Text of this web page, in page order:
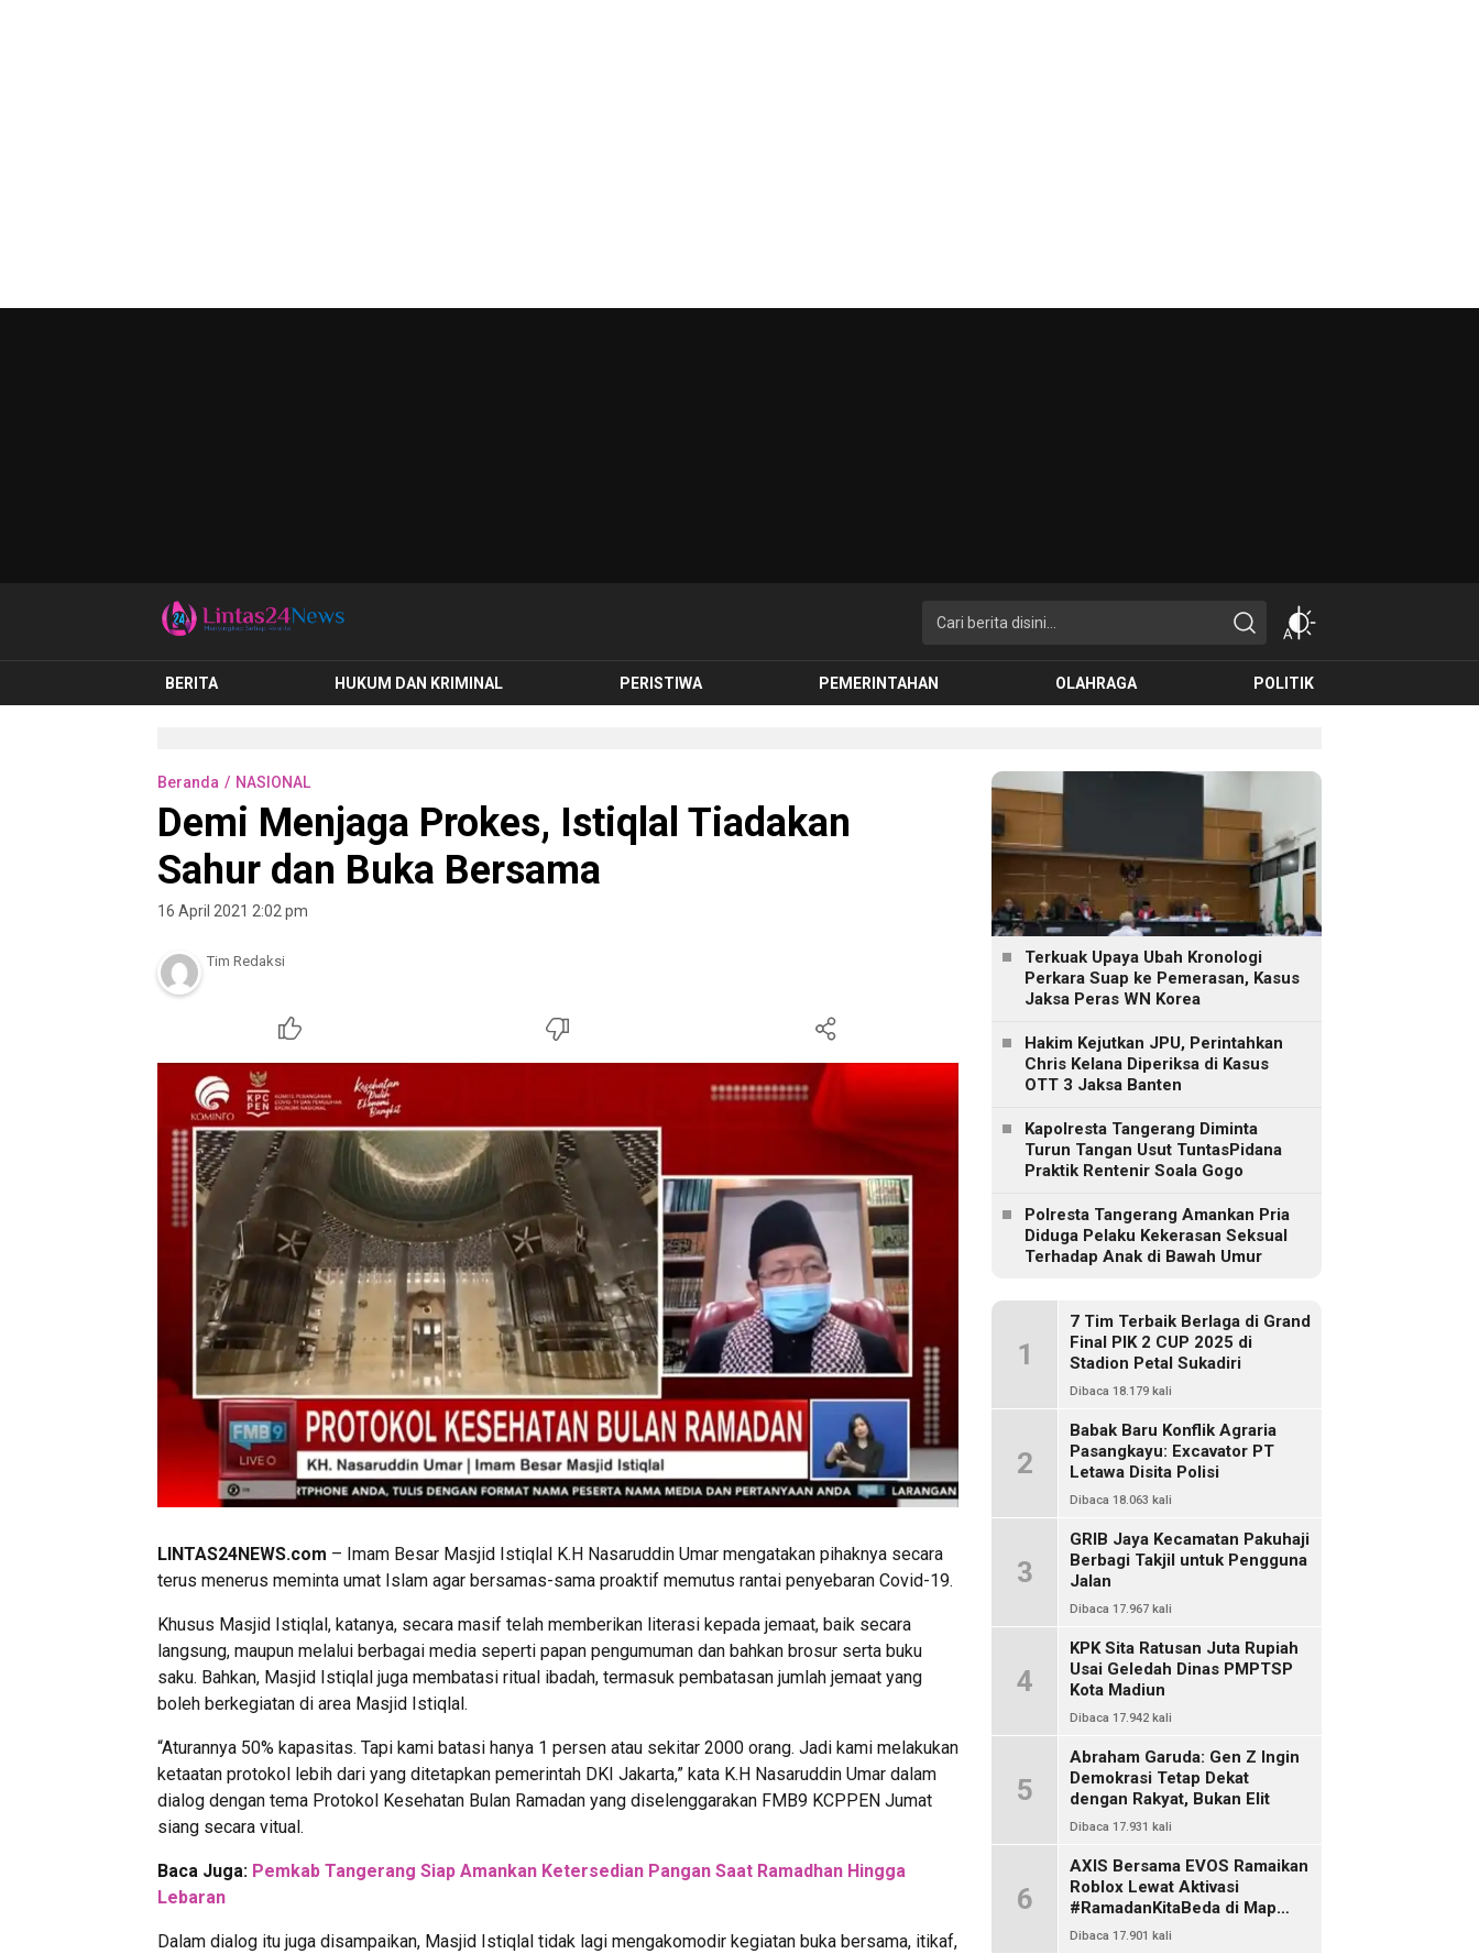
lintas24news.com
Menyingkap Setiap Realita
BERITA HUKUM DAN KRIMINAL PERISTIWA PEMERINTAHAN OLAHRAGA POLITIK
Beranda NASIONAL
Demi Menjaga Prokes, Istiqlal Tiadakan
Sahur dan Buka Bersama
16 April 2021 2:02 pm
Tim Redaksi
LINTAS24NEWS.com – Imam Besar Masjid Istiqlal K.H Nasaruddin Umar mengatakan pihaknya secara
terus menerus meminta umat Islam agar bersamas-sama proaktif memutus rantai penyebaran Covid-19.
Khusus Masjid Istiqlal, katanya, secara masif telah memberikan literasi kepada jemaat, baik secara
langsung, maupun melalui berbagai media seperti papan pengumuman dan bahkan brosur serta buku
saku. Bahkan, Masjid Istiqlal juga membatasi ritual ibadah, termasuk pembatasan jumlah jemaat yang
boleh berkegiatan di area Masjid Istiqlal.
“Aturannya 50% kapasitas. Tapi kami batasi hanya 1 persen atau sekitar 2000 orang. Jadi kami melakukan
ketaatan protokol lebih dari yang ditetapkan pemerintah DKI Jakarta,” kata K.H Nasaruddin Umar dalam
dialog dengan tema Protokol Kesehatan Bulan Ramadan yang diselenggarakan FMB9 KCPPEN Jumat
siang secara vitual.
Baca Juga: Pemkab Tangerang Siap Amankan Ketersedian Pangan Saat Ramadhan Hingga
Lebaran
Dalam dialog itu juga disampaikan, Masjid Istiqlal tidak lagi mengakomodir kegiatan buka bersama, itikaf,
Terkuak Upaya Ubah Kronologi
Perkara Suap ke Pemerasan, Kasus
Jaksa Peras WN Korea
Hakim Kejutkan JPU, Perintahkan
Chris Kelana Diperiksa di Kasus
OTT 3 Jaksa Banten
Kapolresta Tangerang Diminta
Turun Tangan Usut TuntasPidana
Praktik Rentenir Soala Gogo
Polresta Tangerang Amankan Pria
Diduga Pelaku Kekerasan Seksual
Terhadap Anak di Bawah Umur
1
7 Tim Terbaik Berlaga di Grand
Final PIK 2 CUP 2025 di
Stadion Petal Sukadiri
Dibaca 18.179 kali
2
Babak Baru Konflik Agraria
Pasangkayu: Excavator PT
Letawa Disita Polisi
Dibaca 18.063 kali
3
GRIB Jaya Kecamatan Pakuhaji
Berbagi Takjil untuk Pengguna
Jalan
Dibaca 17.967 kali
4
KPK Sita Ratusan Juta Rupiah
Usai Geledah Dinas PMPTSP
Kota Madiun
Dibaca 17.942 kali
5
Abraham Garuda: Gen Z Ingin
Demokrasi Tetap Dekat
dengan Rakyat, Bukan Elit
Dibaca 17.931 kali
6
AXIS Bersama EVOS Ramaikan
Roblox Lewat Aktivasi
#RamadanKitaBeda di Map
Indo Chat
Dibaca 17.901 kali